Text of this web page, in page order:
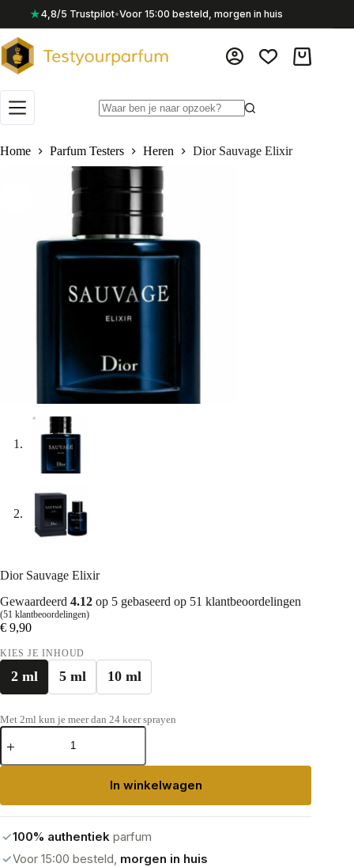
inhoud
★4,8/5 Trustpilot•Voor 15:00 besteld, morgen in huis
Home
Parfum Testers Heren Dior Sauvage Elixir
Dior Sauvage Elixir
Gewaardeerd 4.12 op 5 gebaseerd op 51 klantbeoordelingen
(51 klantbeoordelingen)
€ 9,90
KIES JE INHOUD
2 ml 5 ml 10 ml
Met 2ml kun je meer dan 24 keer sprayen
Dior
Sauvage
aantal
In winkelwagen
✓100% authentiek parfum
✓Voor 15:00 besteld, morgen in huis